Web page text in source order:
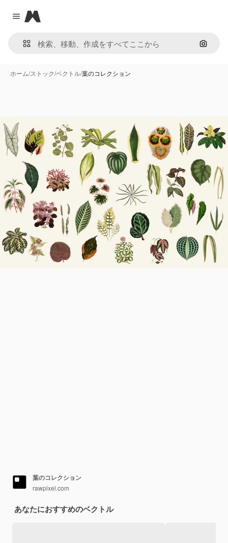
Close menu
Magnific
画像で
ホーム/ストック/ベクトル/葉のコレクション
葉のコレクション
rawpixel.com
あなたにおすすめのベクトル